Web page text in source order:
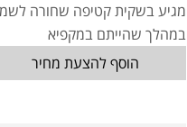
מגיע בשקית קטיפה שחורה
במהלך שהייתם במקפיא
הוסף להצעת מחיר